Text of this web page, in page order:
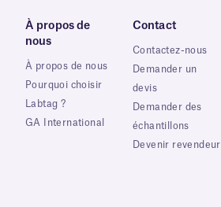
À propos de
nous
À propos de nous
Pourquoi choisir
Labtag ?
GA International
Contact
Contactez-nous
Demander un
devis
Demander des
échantillons
Devenir revendeur